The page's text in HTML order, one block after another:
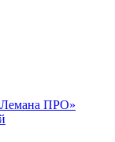
ПРО»